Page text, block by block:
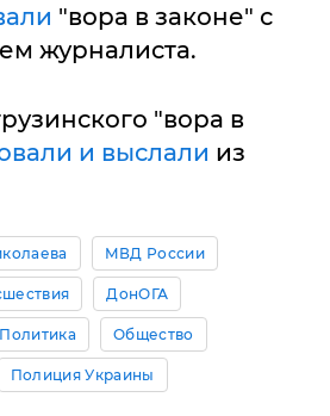
"вора в законе" с
журналиста.
"вора в
и выслали из
МВД России
ДонОГА
Политика Общество
Полиция Украины